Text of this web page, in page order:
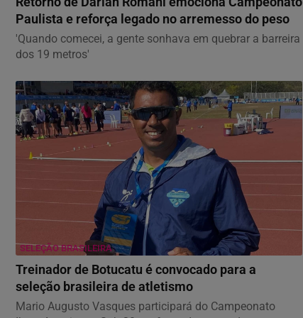
Paulista e reforça legado no arremesso do peso
'Quando comecei, a gente sonhava em quebrar a barreira
dos 19 metros'
SELEÇÃO BRASILEIRA
Treinador de Botucatu é convocado para a
seleção brasileira de atletismo
Mario Augusto Vasques participará do Campeonato